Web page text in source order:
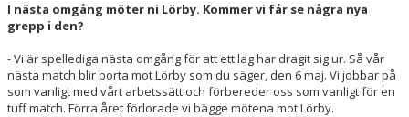
I nästa omgång möter ni Lörby. Kommer vi får se några nya
grepp i den?
- Vi är spellediga nästa omgång för att ett lag har dragit sig ur. Så vår
nästa match blir borta mot Lörby som du säger, den 6 maj. Vi jobbar på
som vanligt med vårt arbetssätt och förbereder oss som vanligt för en
tuff match. Förra året förlorade vi bägge mötena mot Lörby.